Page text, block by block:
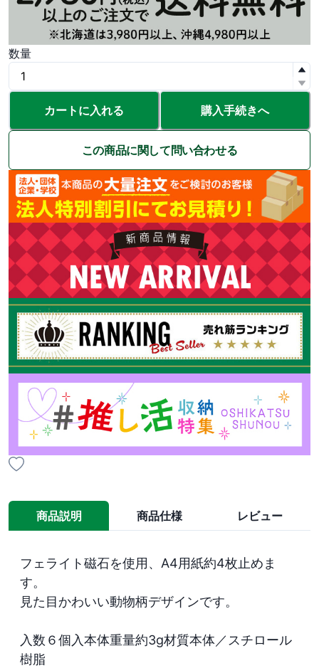
数量
カートに入れる 購入手続きへ
この商品に関して問い合わせる
商品説明 商品仕様 レビュー
フェライト磁石を使用、A4用紙約4枚止めま
す。
見た目かわいい動物柄デザインです。
入数６個入本体重量約3g材質本体／スチロール
樹脂